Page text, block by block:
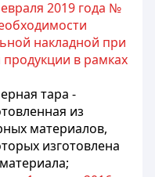
2019 года №
накладной при
в рамках
тара -
из
материалов,
изготовлена